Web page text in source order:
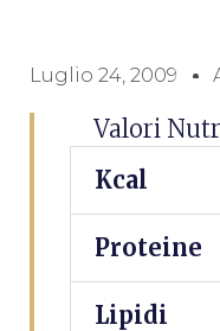
Luglio 24, 2009
Valori
Kcal
Proteine
Lipidi